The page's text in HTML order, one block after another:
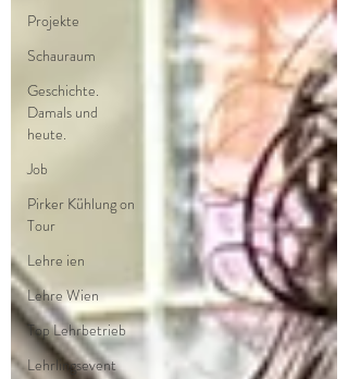
Projekte
Schauraum
Geschichte.
Damals und
heute.
Job
Pirker Kühlung on
Tour
Lehre ien
Lehre Wien
Top Lehrbetrieb
Lehrlingsevent